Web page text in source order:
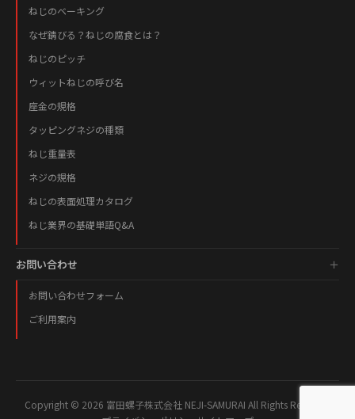
ねじのベーキング
なぜ錆びる？ねじの腐食とは？
ねじのピッチ
ウィットねじの呼び名
座金の規格
タッピングネジの種類
ねじ重量表
ネジの規格
ねじの表面処理カタログ
ねじ業界の基礎単語Q&A
お問い合わせ
お問い合わせフォーム
ご利用案内
Copyright © 2026 富田螺子株式会社 NEJI-SAMURAI All Rights Reserved.